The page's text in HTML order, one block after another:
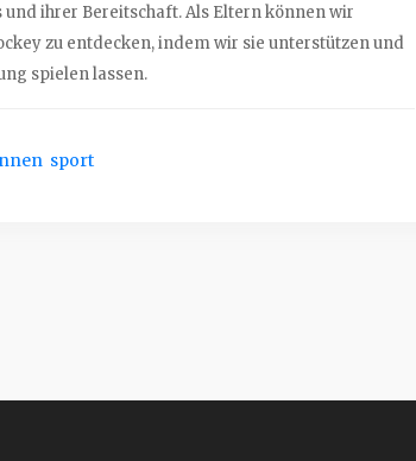
ihrer Bereitschaft. Als Eltern können wir
zu entdecken, indem wir sie unterstützen und
spielen lassen.
sport